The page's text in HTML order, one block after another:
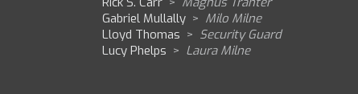
Gabriel Mullally > Milo Milne
Lloyd Thomas > Security Guard
Lucy Phelps > Laura Milne